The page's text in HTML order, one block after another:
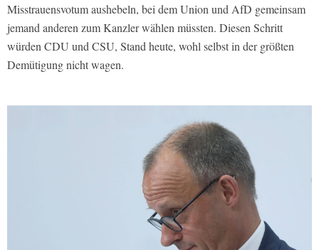
Misstrauensvotum aushebeln, bei dem Union und AfD gemeinsam
jemand anderen zum Kanzler wählen müssten. Diesen Schritt
würden CDU und CSU, Stand heute, wohl selbst in der größten
Demütigung nicht wagen.